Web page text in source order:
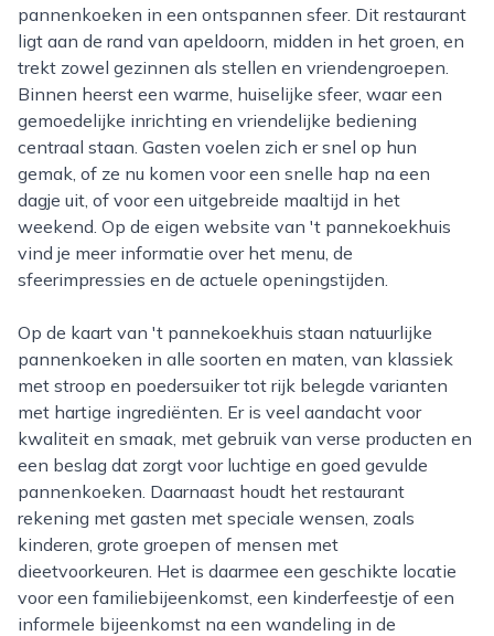
pannenkoeken in een ontspannen sfeer. Dit restaurant
ligt aan de rand van apeldoorn, midden in het groen, en
trekt zowel gezinnen als stellen en vriendengroepen.
Binnen heerst een warme, huiselijke sfeer, waar een
gemoedelijke inrichting en vriendelijke bediening
centraal staan. Gasten voelen zich er snel op hun
gemak, of ze nu komen voor een snelle hap na een
dagje uit, of voor een uitgebreide maaltijd in het
weekend. Op de eigen website van 't pannekoekhuis
vind je meer informatie over het menu, de
sfeerimpressies en de actuele openingstijden.
Op de kaart van 't pannekoekhuis staan natuurlijke
pannenkoeken in alle soorten en maten, van klassiek
met stroop en poedersuiker tot rijk belegde varianten
met hartige ingrediënten. Er is veel aandacht voor
kwaliteit en smaak, met gebruik van verse producten en
een beslag dat zorgt voor luchtige en goed gevulde
pannenkoeken. Daarnaast houdt het restaurant
rekening met gasten met speciale wensen, zoals
kinderen, grote groepen of mensen met
dieetvoorkeuren. Het is daarmee een geschikte locatie
voor een familiebijeenkomst, een kinderfeestje of een
informele bijeenkomst na een wandeling in de